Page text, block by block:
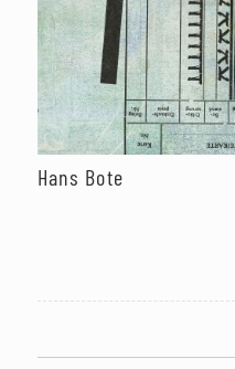
Hans Bote